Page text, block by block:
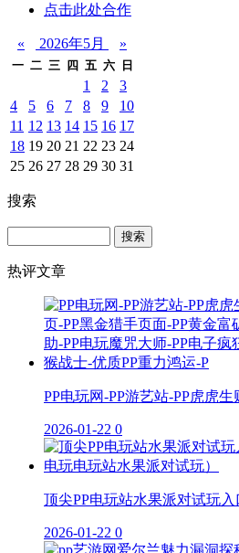
点击此处合作
« 2026年5月 »
一 二 三 四 五 六 日
1 2
3
4
5 6 7 8 9
10
11 12 13 14 15 16 17
18 19 20 21 22 23 24
25 26 27 28 29 30 31
搜索
热评文章
PP电玩网-PP游艺站-PP虎虎
2026-01-22 0
顶尖PP电玩站水果派对试玩
2026-01-22 0